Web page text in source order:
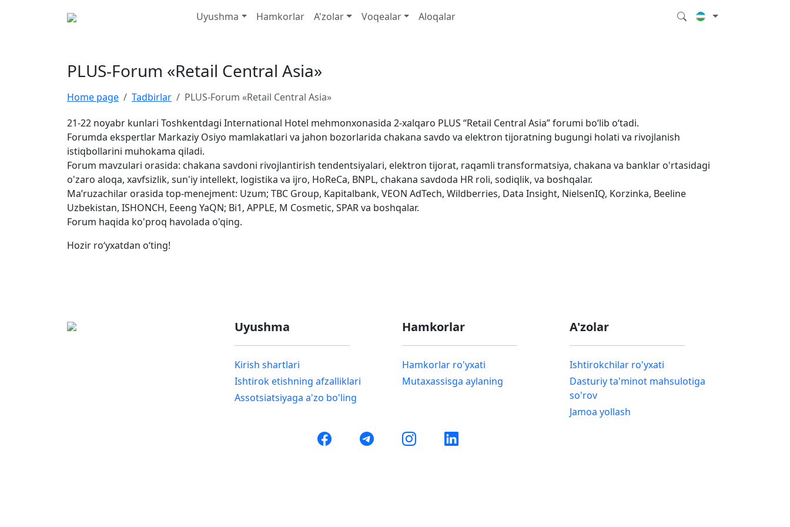
Uyushma Hamkorlar A'zolar Voqealar Aloqalar
PLUS-Forum «Retail Central Asia»
Home page Tadbirlar
PLUS-Forum «Retail Central Asia»
21-22 noyabr kunlari Toshkentdagi International Hotel mehmonxonasida 2-xalqaro PLUS “Retail Central Asia” forumi boʻlib oʻtadi.
Forumda ekspertlar Markaziy Osiyo mamlakatlari va jahon bozorlarida chakana savdo va elektron tijoratning bugungi holati va rivojlanish
istiqbollarini muhokama qiladi.
Forum mavzulari orasida: chakana savdoni rivojlantirish tendentsiyalari, elektron tijorat, raqamli transformatsiya, chakana va banklar o'rtasidagi
o'zaro aloqa, xavfsizlik, sun'iy intellekt, logistika va ijro, HoReCa, BNPL, chakana savdoda HR roli, sodiqlik, va boshqalar.
Ma’ruzachilar orasida top-menejment: Uzum; TBC Group, Kapitalbank, VEON AdTech, Wildberries, Data Insight, NielsenIQ, Korzinka, Beeline
Uzbekistan, ISHONCH, Eeeng YaQN; Bi1, APPLE, M Cosmetic, SPAR va boshqalar.
Forum haqida ko'proq havolada o'qing.
Hozir roʻyxatdan oʻting!
Uyushma
Kirish shartlari
Ishtirok etishning afzalliklari
Assotsiatsiyaga a'zo bo'ling
Hamkorlar
Hamkorlar ro'yxati
Mutaxassisga aylaning
A'zolar
Ishtirokchilar ro'yxati
Dasturiy ta'minot mahsulotiga
so'rov
Jamoa yollash